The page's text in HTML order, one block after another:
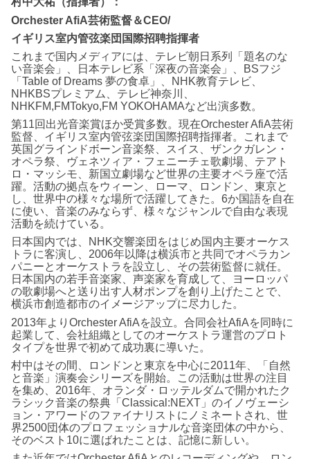
Orchester AfiA芸術監督＆CEO/
イギリス室内管弦楽団国際招聘指揮者
これまで国内メディアには、テレビ朝日系列「題名のな
い音楽会」、日本テレビ系「深夜の音楽会」、BSフジ
「Table of Dreams 夢の食卓」、NHK教育テレビ、
NHKBSプレミアム、テレビ神奈川、
NHKFM,FMTokyo,FM YOKOHAMAなど出演多数。
第11回出光音楽賞ほか受賞多数。現在Orchester AfiA芸術
監督、イギリス室内管弦楽団国際招聘指揮者。これまで
英国グラインドボーン音楽祭、スイス、ザンクガレン・
オペラ祭、ヴェネツィア・フェニーチェ歌劇場、テアト
ロ・マッシモ、新国立劇場など世界の主要オペラ座で活
躍。活動の拠点をウィーン、ローマ、ロンドン、東京と
し、世界中の様々な場所で活躍してきた。6か国語を自在
に使い、音楽のみならず、様々なジャンルで自由な表現
活動を続けている。
日本国内では、NHK交響楽団をはじめ国内主要オーケス
トラに客演し、2006年以降は横浜市と共同でオペラカン
パニーとオーケストラを設立し、その芸術監督に就任。
日本国内の若手音楽家、声楽家を育成して、ヨーロッパ
の歌劇場へと送り出す人材ポンプを創り上げたことで、
横浜市創造都市のイメージアップに尽力した。
2013年よりOrchester AfiAを設立。合同会社AfiAを同時に
起業して、会社組織としてのオーケストラ運営のプロト
タイプを世界で初めて成功裏に導いた。
村中はその間、ロンドンと東京を中心に2011年、「自然
と音楽」演奏会シリーズを開始。この活動は世界の注目
を集め、2016年、オランダ・ロッテルダムで開かれたク
ラシック音楽の祭典「Classical:NEXT」のイノヴェーシ
ョン・アワードのファイナリストにノミネートされ、世
界2500団体のプロフェッショナルな音楽団体の中から、
そのベスト10に選ばれたことは、記憶に新しい。